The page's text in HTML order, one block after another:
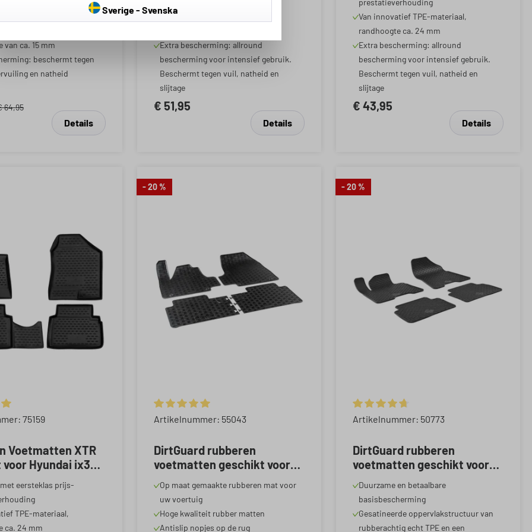
Vandaag
oppervlakstructuur van
echt TPE en een
van ca. 15 mm
beschermt tegen
en natheid
64,95
Details
prestatieverhouding
Van innovatief TPE-materiaal,
Extra bescherming: allround
bescherming voor intensief gebruik.
Beschermt tegen vuil, natheid en
slijtage
€ 51,95
Details
prestatieverhouding
Van innovatief TPE-materiaal,
randhoogte ca. 24 mm
Extra bescherming: allround
bescherming voor intensief gebruik.
Beschermt tegen vuil, natheid en
slijtage
€ 43,95
Details
waardering van 5 van 5 sterren
75159
Voetmatten XTR
Hyundai ix35
08/2009-
eersteklas prijs-
TPE-materiaal,
ca. 24 mm
- 20 %
Gemiddelde waardering van 5 van 5 sterren
Artikelnummer: 55043
DirtGuard rubberen
voetmatten geschikt voor
Hyundai Ioniq 5 (NE)
07/2020-2024
Op maat gemaakte rubberen mat voor
uw voertuig
Hoge kwaliteit rubber matten
Antislip nopjes op de rug
- 20 %
Gemiddelde waardering van 4.83 van 5
Artikelnummer: 50773
DirtGuard rubberen
voetmatten geschikt voor
Hyundai Tucson 05/2015-
2020, Kia Sportage 09/2015-
2020
Duurzame en betaalbare
basisbescherming
Gesatineerde oppervlakstructuur van
rubberachtig echt TPE en een
Sverige - Svenska